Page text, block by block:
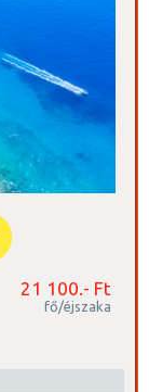
21 100.- Ft
fő/éjszaka